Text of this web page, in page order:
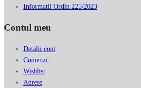
Informatii Ordin 225/2023
Contul meu
Detalii cont
Comenzi
Wishlist
Adrese